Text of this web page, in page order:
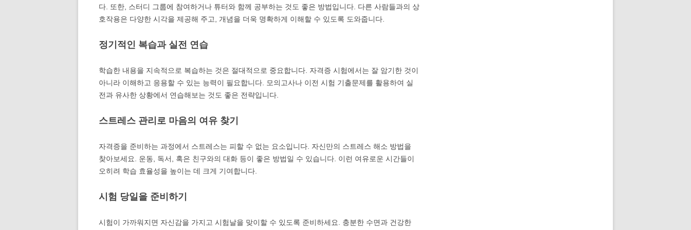
다. 또한, 스터디 그룹에 참여하거나 튜터와 함께 공부하는 것도 좋은 방법입니다. 다른 사람들과의 상
호작용은 다양한 시각을 제공해 주고, 개념을 더욱 명확하게 이해할 수 있도록 도와줍니다.
정기적인 복습과 실전 연습
학습한 내용을 지속적으로 복습하는 것은 절대적으로 중요합니다. 자격증 시험에서는 잘 암기한 것이
아니라 이해하고 응용할 수 있는 능력이 필요합니다. 모의고사나 이전 시험 기출문제를 활용하여 실
전과 유사한 상황에서 연습해보는 것도 좋은 전략입니다.
스트레스 관리로 마음의 여유 찾기
자격증을 준비하는 과정에서 스트레스는 피할 수 없는 요소입니다. 자신만의 스트레스 해소 방법을
찾아보세요. 운동, 독서, 혹은 친구와의 대화 등이 좋은 방법일 수 있습니다. 이런 여유로운 시간들이
오히려 학습 효율성을 높이는 데 크게 기여합니다.
시험 당일을 준비하기
시험이 가까워지면 자신감을 가지고 시험날을 맞이할 수 있도록 준비하세요. 충분한 수면과 건강한